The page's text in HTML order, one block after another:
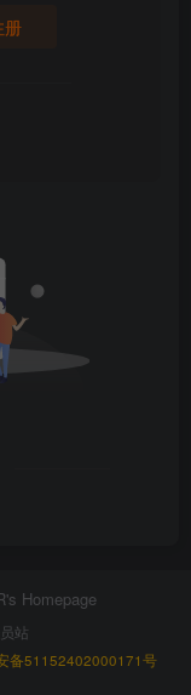
册
Homepage
站
备51152402000171号